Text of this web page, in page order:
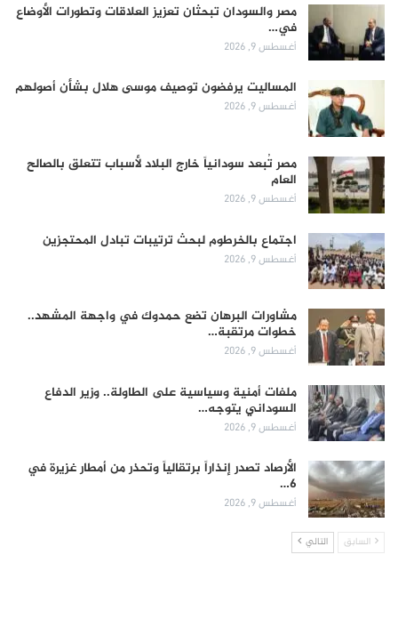
مصر والسودان تبحثان تعزيز العلاقات وتطورات الأوضاع
في…
أغسطس 9, 2026
المساليت يرفضون توصيف موسى هلال بشأن أصولهم
أغسطس 9, 2026
مصر تُبعد سودانياً خارج البلاد لأسباب تتعلق بالصالح
العام
أغسطس 9, 2026
اجتماع بالخرطوم لبحث ترتيبات تبادل المحتجزين
أغسطس 9, 2026
مشاورات البرهان تضع حمدوك في واجهة المشهد..
خطوات مرتقبة…
أغسطس 9, 2026
ملفات أمنية وسياسية على الطاولة.. وزير الدفاع
السوداني يتوجه…
أغسطس 9, 2026
الأرصاد تصدر إنذاراً برتقالياً وتحذر من أمطار غزيرة في
6…
أغسطس 9, 2026
السابق التالي